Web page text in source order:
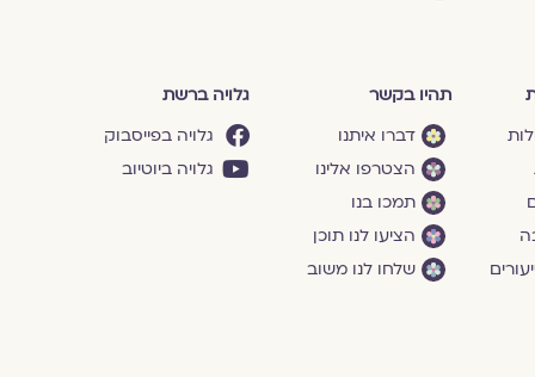
תהיו בקשר
דברו איתנו
הצטרפו אלינו
תמכו בנו
הציעו לנו תוכן
שלחו לנו משוב
גלויה ברשת
גלויה בפייסבוק
גלויה ביוטיוב